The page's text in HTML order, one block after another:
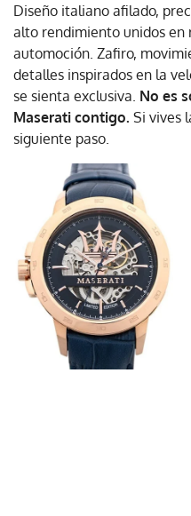
Diseño italiano afilado,
alto rendimiento unidos en
automoción. Zafiro,
detalles inspirados en la
se sienta exclusiva. No es
Maserati contigo. Si vives
siguiente paso.